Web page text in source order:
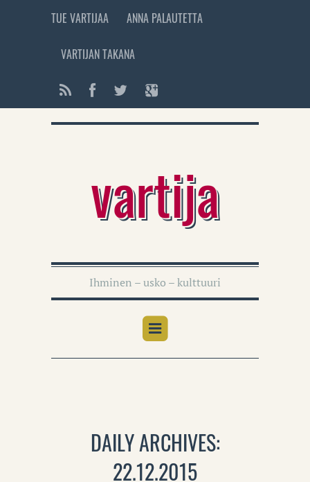
TUE VARTIJAA ANNA PALAUTETTA
VARTIJAN TAKANA
vartija
Ihminen – usko – kulttuuri
DAILY ARCHIVES:
22.12.2015